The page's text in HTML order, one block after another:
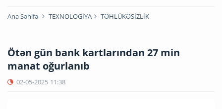
Ana Səhifə TEXNOLOGİYA TƏHLÜKƏSİZLİK
Ötən gün bank kartlarından 27 min
manat oğurlanıb
02-05-2025 11:38